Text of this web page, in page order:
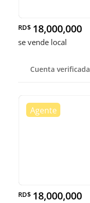
RD$ 18,000,000
se vende local
Cuenta verificada
RD$ 18,000,000